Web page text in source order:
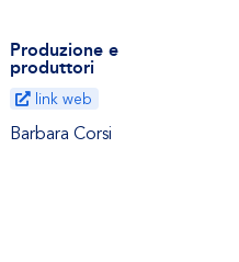
Produzione e
produttori
link web
Barbara Corsi